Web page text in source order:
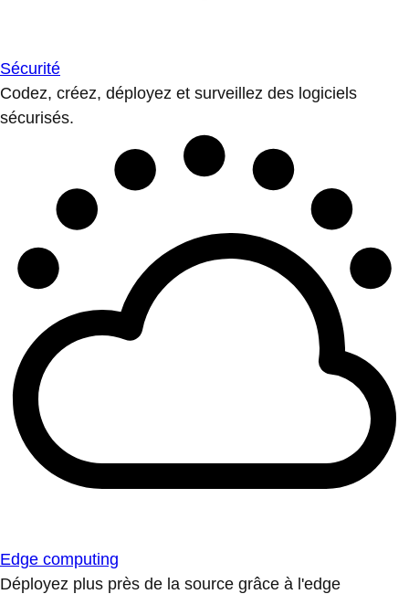
Sécurité
Codez, créez, déployez et surveillez des logiciels
sécurisés.
Edge computing
Déployez plus près de la source grâce à l'edge